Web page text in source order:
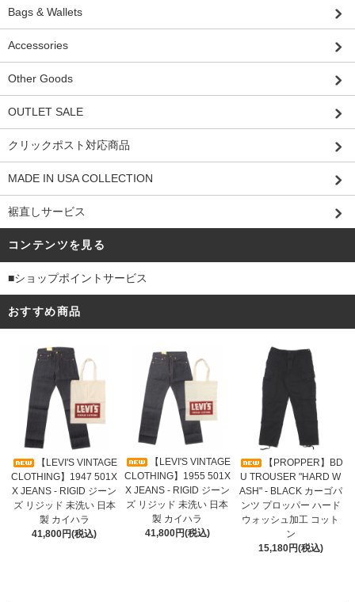
Bags & Wallets
Accessories
Other Goods
OUTLET SALE
クリックポスト対応商品
MADE IN USA COLLECTION
裾直しサービス
コンテンツを見る
■ショップポイントサービス
おすすめ商品
【LEVI'S VINTAGE
CLOTHING】1947 501X
X JEANS - RIGID ジーン
ズ リジッド 未洗い 日本
製 カイハラ
41,800円(税込)
【LEVI'S VINTAGE
CLOTHING】1955 501X
X JEANS - RIGID ジーン
ズ リジッド 未洗い 日本
製 カイハラ
41,800円(税込)
【PROPPER】BD
U TROUSER "HARD W
ASH" - BLACK カーゴパ
ンツ プロッパー ハード
ウォッシュ加工 コット
ン
15,180円(税込)